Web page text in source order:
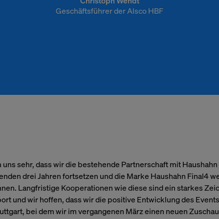
Geschäftsführer der Alsco HBF
uns sehr, dass wir die bestehende Partnerschaft mit Haushahn
drei Jahren fortsetzen und die Marke Haushahn Final4
Langfristige Kooperationen wie diese sind ein starkes
und wir hoffen, dass wir die positive Entwicklung des
bei dem wir im vergangenen März einen neuen
Browser abrufen oder speichern. Dies geschieht
Cookies. Hierbei kann es sich um Informationen über
Einstellungen oder Ihr Gerät handeln. Meist werden
verwendet, um die erwartungsgemäße Funktion der
gewährleisten. Durch diese Informationen werden